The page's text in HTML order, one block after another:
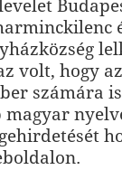
volt, hogy
számára
magyar